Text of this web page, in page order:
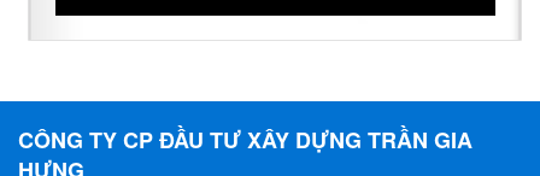
CÔNG TY CP ĐẦU TƯ XÂY DỰNG TRẦN GIA